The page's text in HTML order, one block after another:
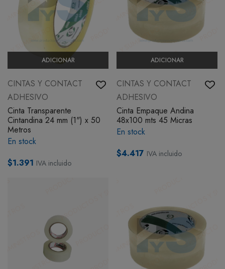
SEGURIDAD INDUSTRIAL
TECNOLOGÍA
MOBILIARIO
EMBALAJE
BOTIQUÍN
MI CUENTA
ADICIONAR
CINTAS Y CONTACT
ADHESIVO
Cinta Transparente
Cintandina 24 mm (1") x 50
Metros
En stock
$1.391 IVA incluido
ADICIONAR
CINTAS Y CONTACT
ADHESIVO
Cinta Empaque Andina
48x100 mts 45 Micras
En stock
$4.417 IVA incluido